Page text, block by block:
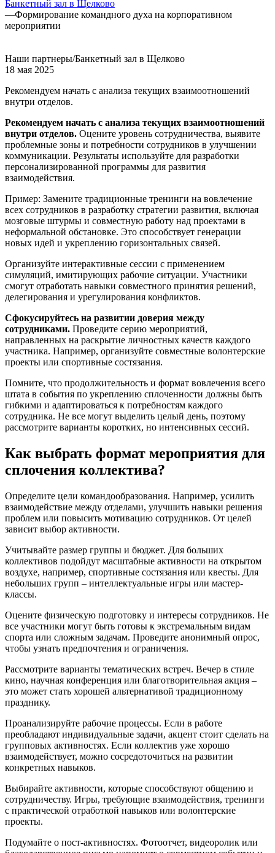
Банкетный зал в Щелково
—Формирование командного духа на корпоративном
мероприятии
Наши партнеры/Банкетный зал в Щелково
18 мая 2025
Рекомендуем начать с анализа текущих взаимоотношений
внутри отделов.
Рекомендуем начать с анализа текущих взаимоотношений
внутри отделов. Оцените уровень сотрудничества, выявите
проблемные зоны и потребности сотрудников в улучшении
коммуникации. Результаты используйте для разработки
персонализированной программы для развития
взаимодействия.
Пример: Замените традиционные тренинги на вовлечение
всех сотрудников в разработку стратегии развития, включая
мозговые штурмы и совместную работу над проектами в
неформальной обстановке. Это способствует генерации
новых идей и укреплению горизонтальных связей.
Организуйте интерактивные сессии с применением
симуляций, имитирующих рабочие ситуации. Участники
смогут отработать навыки совместного принятия решений,
делегирования и урегулирования конфликтов.
Сфокусируйтесь на развитии доверия между
сотрудниками. Проведите серию мероприятий,
направленных на раскрытие личностных качеств каждого
участника. Например, организуйте совместные волонтерские
проекты или спортивные состязания.
Помните, что продолжительность и формат вовлечения всего
штата в события по укреплению сплоченности должны быть
гибкими и адаптироваться к потребностям каждого
сотрудника. Не все могут выделить целый день, поэтому
рассмотрите варианты коротких, но интенсивных сессий.
Как выбрать формат мероприятия для
сплочения коллектива?
Определите цели командообразования. Например, усилить
взаимодействие между отделами, улучшить навыки решения
проблем или повысить мотивацию сотрудников. От целей
зависит выбор активности.
Учитывайте размер группы и бюджет. Для больших
коллективов подойдут масштабные активности на открытом
воздухе, например, спортивные состязания или квесты. Для
небольших групп – интеллектуальные игры или мастер-
классы.
Оцените физическую подготовку и интересы сотрудников. Не
все участники могут быть готовы к экстремальным видам
спорта или сложным задачам. Проведите анонимный опрос,
чтобы узнать предпочтения и ограничения.
Рассмотрите варианты тематических встреч. Вечер в стиле
кино, научная конференция или благотворительная акция –
это может стать хорошей альтернативой традиционному
празднику.
Проанализируйте рабочие процессы. Если в работе
преобладают индивидуальные задачи, акцент стоит сделать на
групповых активностях. Если коллектив уже хорошо
взаимодействует, можно сосредоточиться на развитии
конкретных навыков.
Выбирайте активности, которые способствуют общению и
сотрудничеству. Игры, требующие взаимодействия, тренинги
с практической отработкой навыков или волонтерские
проекты.
Подумайте о пост-активностях. Фотоотчет, видеоролик или